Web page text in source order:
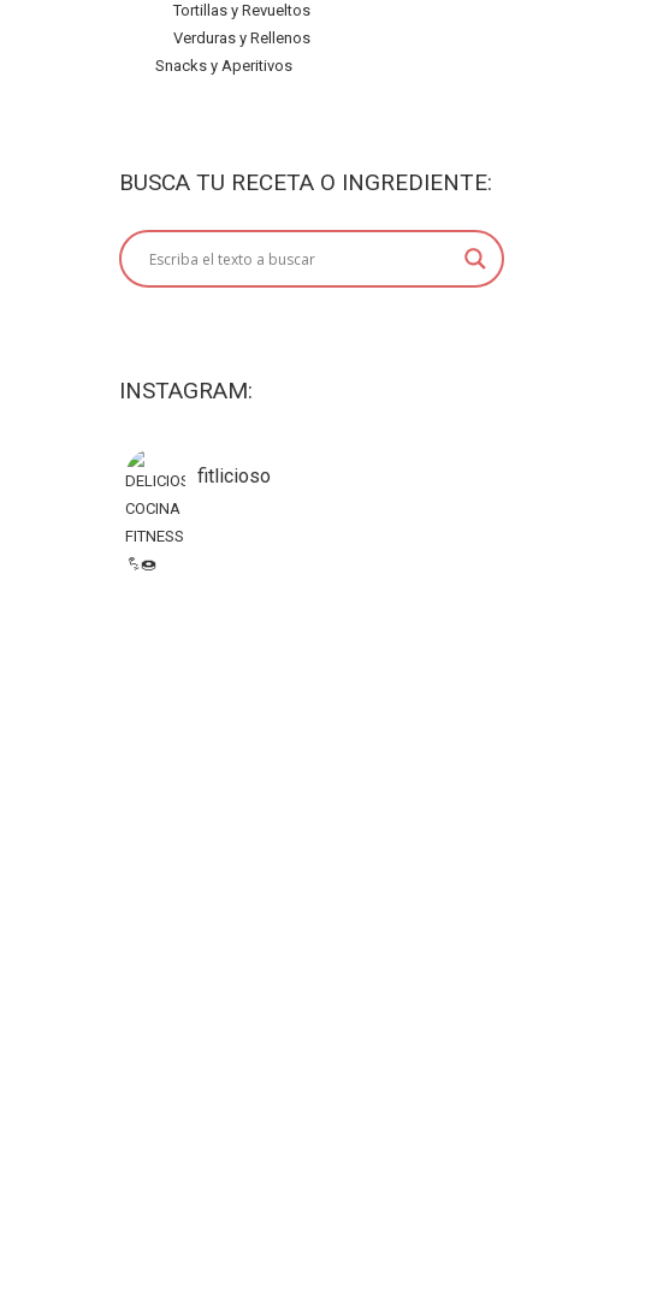
Tortillas y Revueltos
Verduras y Rellenos
Snacks y Aperitivos
BUSCA TU RECETA O INGREDIENTE:
INSTAGRAM:
fitlicioso